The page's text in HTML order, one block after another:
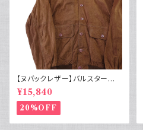
【ヌバックレザー】バルスター型
ブルゾンジャケット ヴァルスター
ヴィンテージ
¥15,840
20%OFF